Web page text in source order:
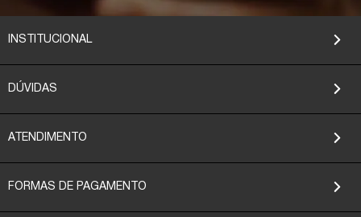
INSTITUCIONAL
DÚVIDAS
ATENDIMENTO
FORMAS DE PAGAMENTO